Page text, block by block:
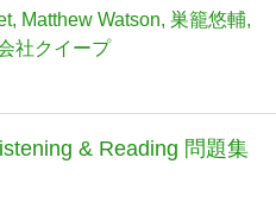
Matthew Watson 巣籠悠輔
社クイープ
& Reading 問題集